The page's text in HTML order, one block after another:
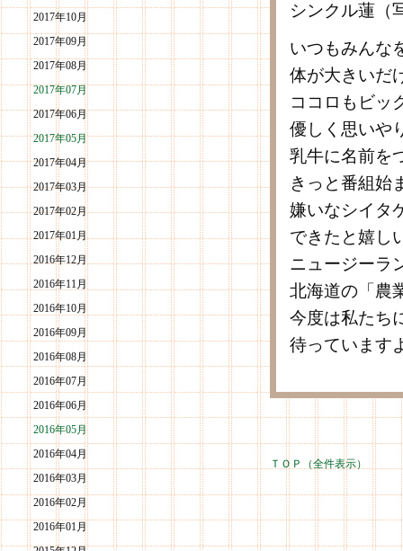
2017年10月
2017年09月
2017年08月
2017年07月
2017年06月
2017年05月
2017年04月
2017年03月
2017年02月
2017年01月
2016年12月
2016年11月
2016年10月
2016年09月
2016年08月
2016年07月
2016年06月
2016年05月
2016年04月
2016年03月
2016年02月
2016年01月
シンクル蓮（
いつもみんな
体が大きいだ
ココロもビッ
優しく思いや
乳牛に名前を
きっと番組始
嫌いなシイタ
できたと嬉し
ニュージーラ
北海道の「農
今度は私たち
待っています
ＴＯＰ（全件表示）